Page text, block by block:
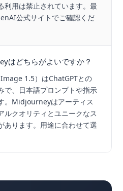
利用は禁止されています。最
公式サイトでご確認くだ
はどちらがよいですか？
Image 1.5）はChatGPTとの
で、日本語プロンプトや指示
。Midjourneyはアーティス
ルクオリティとユニークなス
あります。用途に合わせて選